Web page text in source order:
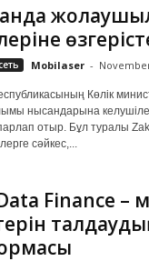
Mobilaser -
Көлік
нысандарына
отыр. Бұл туралы
сәйкес,...
Finance –